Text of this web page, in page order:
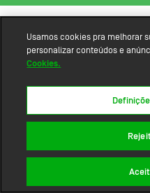
Usamos cookies pra melhorar
personalizar conteúdos e
Cookies.